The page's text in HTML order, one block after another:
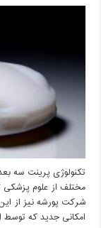
تکنولوژی پرینت سه
مختلف از علوم پزشکی
شرکت پورشه نیز از
امکانی جدید که